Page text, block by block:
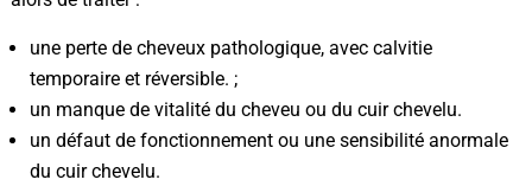
une perte de cheveux pathologique, avec calvitie
temporaire et réversible. ;
un manque de vitalité du cheveu ou du cuir chevelu.
un défaut de fonctionnement ou une sensibilité anormale
du cuir chevelu.